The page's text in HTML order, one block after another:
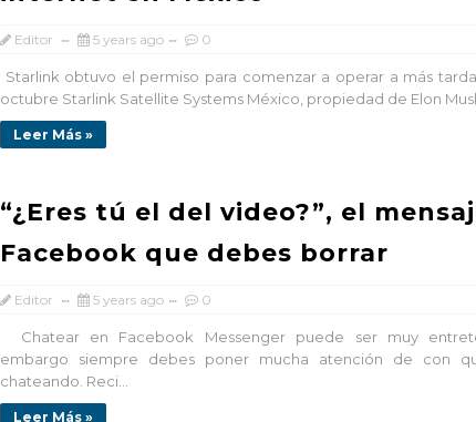
Editor 5 years ago 0
Starlink obtuvo el permiso para comenzar a operar a más
octubre Starlink Satellite Systems México, propiedad de Elon
Leer Más »
“¿Eres tú el del video?”, el
Facebook que debes borrar
Editor 5 years ago 0
Chatear en Facebook Messenger puede ser muy
embargo siempre debes poner mucha atención de con
chateando. Reci...
Leer Más »